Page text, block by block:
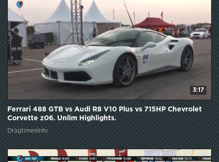
3:17
Ferrari 488 GTB vs Audi R8 V10 Plus vs 715HP Chevrolet
Corvette z06. Unlim Highlights.
DragtimesInfo